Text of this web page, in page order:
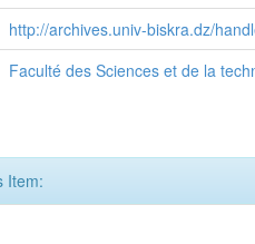
http://archives.univ-biskra.dz/
Faculté des Sciences et de la
Item: